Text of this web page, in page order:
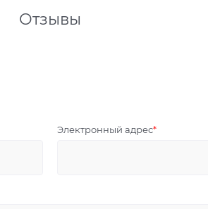
Отзывы
Электронный адрес